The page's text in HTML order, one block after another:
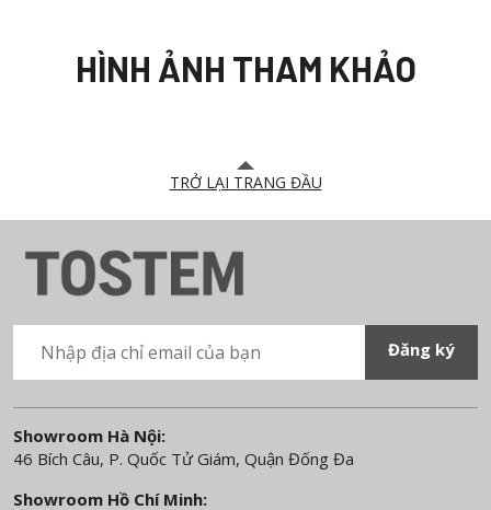
HÌNH ẢNH THAM KHẢO
TRỞ LẠI TRANG ĐẦU
Showroom Hà Nội:
46 Bích Câu, P. Quốc Tử Giám, Quận Đống Đa
Showroom Hồ Chí Minh: